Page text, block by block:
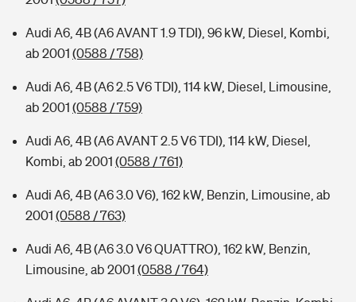
Audi A6, 4B (A6 AVANT 1.9 TDI), 96 kW, Diesel, Kombi,
ab 2001 (0588 / 758)
Audi A6, 4B (A6 2.5 V6 TDI), 114 kW, Diesel, Limousine,
ab 2001 (0588 / 759)
Audi A6, 4B (A6 AVANT 2.5 V6 TDI), 114 kW, Diesel,
Kombi, ab 2001 (0588 / 761)
Audi A6, 4B (A6 3.0 V6), 162 kW, Benzin, Limousine, ab
2001 (0588 / 763)
Audi A6, 4B (A6 3.0 V6 QUATTRO), 162 kW, Benzin,
Limousine, ab 2001 (0588 / 764)